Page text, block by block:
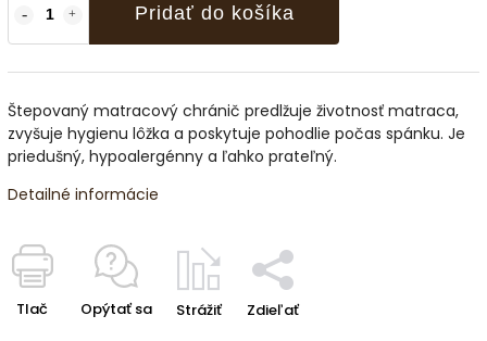
Pridať do košíka
Štepovaný matracový chránič predlžuje životnosť matraca,
zvyšuje hygienu lôžka a poskytuje pohodlie počas spánku. Je
priedušný, hypoalergénny a ľahko prateľný.
Detailné informácie
Tlač Opýtať sa Strážiť Zdieľať